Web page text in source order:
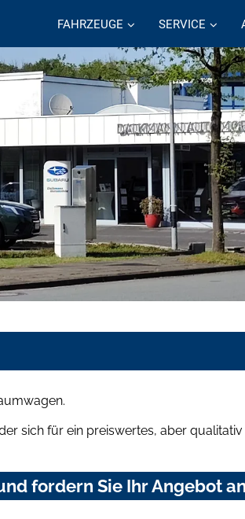
FAHRZEUGE SERVICE
sich für ein preiswertes, aber
fordern Sie Ihr Angebot an